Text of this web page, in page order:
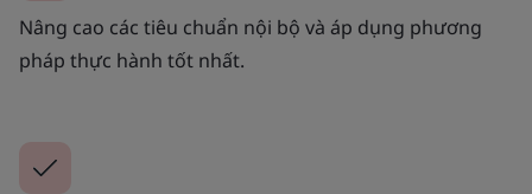
Nâng cao các tiêu chuẩn nội bộ và áp dụng phương
pháp thực hành tốt nhất.